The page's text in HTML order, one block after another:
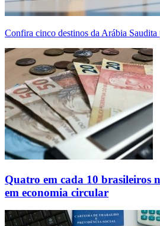
Confira cinco destinos da Arábia
Quatro em cada 10 brasileiros
em economia circular